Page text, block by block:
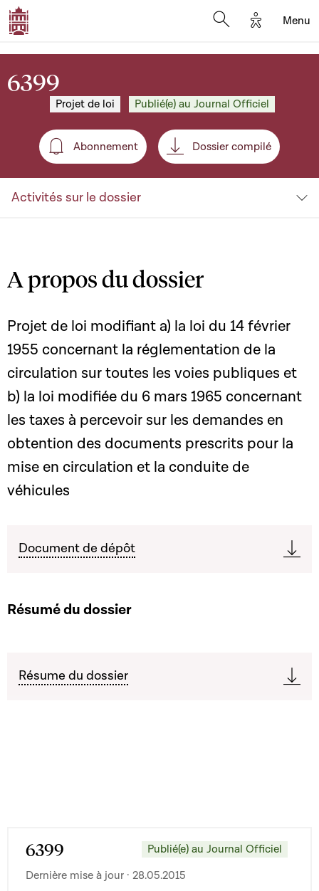
Options
Menu
6399
Projet de loi Publié(e) au Journal Officiel
Abonnement
Abonnement Dossier compilé
Activités sur le dossier
A propos du dossier
Projet de loi modifiant a) la loi du 14 février
1955 concernant la réglementation de la
circulation sur toutes les voies publiques et
b) la loi modifiée du 6 mars 1965 concernant
les taxes à percevoir sur les demandes en
obtention des documents prescrits pour la
mise en circulation et la conduite de
véhicules
Document de dépôt
Résumé du dossier
Résume du dossier
6399
Publié(e) au Journal Officiel
Dernière mise à jour · 28.05.2015